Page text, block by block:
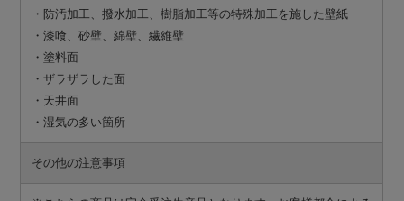
・防汚加工、撥水加工、樹脂加工等の特殊加工を施した壁紙
・漆喰、砂壁、綿壁、繊維壁
・塗料面
・ザラザラした面
・天井面
・湿気の多い箇所
その他の注意事項